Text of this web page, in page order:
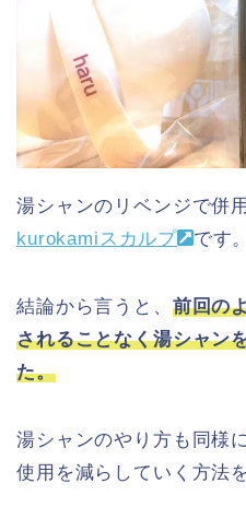
湯シャンのリベンジで併
kurokamiスカルプ
です。
結論から言うと、 前回の
されることなく湯シャン
た。
湯シャンのやり方も同様
使用を減らしていく方法